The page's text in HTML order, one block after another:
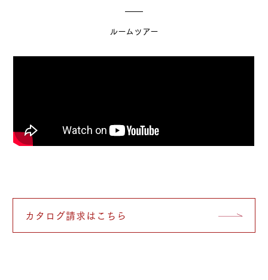
ルームツアー
カタログ請求はこちら